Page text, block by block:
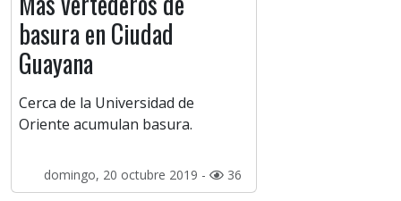
basura en Ciudad
Guayana
Cerca de la Universidad de
Oriente acumulan basura.
domingo, 20 octubre 2019 - 36